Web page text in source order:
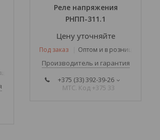
Реле напряжения
РНПП-311.1
Цену уточняйте
Под заказ Оптом и в розницу
Производитель и гарантия
+375 (33) 392-39-26
МТС. Код +375 33